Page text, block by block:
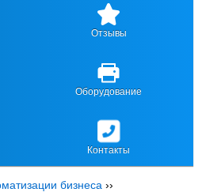
Отзывы
Оборудование
Контакты
бизнеса ››